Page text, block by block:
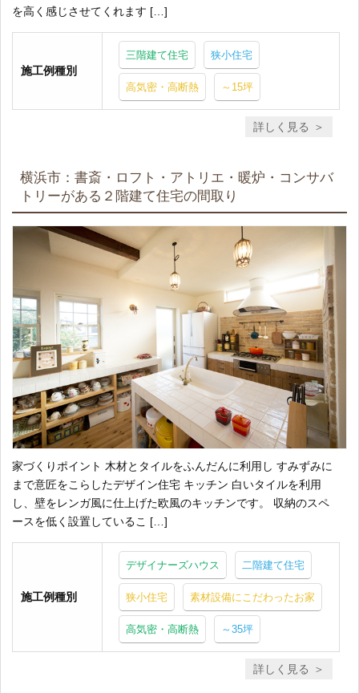
を高く感じさせてくれます […]
施工例種別
三階建て住宅 狭小住宅
高気密・高断熱 ～15坪
詳しく見る
横浜市：書斎・ロフト・アトリエ・暖炉・コンサバ
トリーがある２階建て住宅の間取り
家づくりポイント 木材とタイルをふんだんに利用し すみずみに
まで意匠をこらしたデザイン住宅 キッチン 白いタイルを利用
し、壁をレンガ風に仕上げた欧風のキッチンです。 収納のスペ
ースを低く設置しているこ […]
施工例種別
デザイナーズハウス 二階建て住宅
狭小住宅 素材設備にこだわったお家
高気密・高断熱 ～35坪
詳しく見る